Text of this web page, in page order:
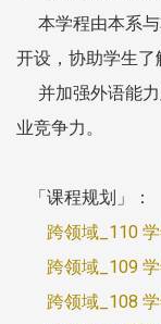
本学程由本系与
开设，协助学生了
并加强外语能力
业竞争力。
「课程规划」：
跨领域_110
跨领域_109
跨领域_108